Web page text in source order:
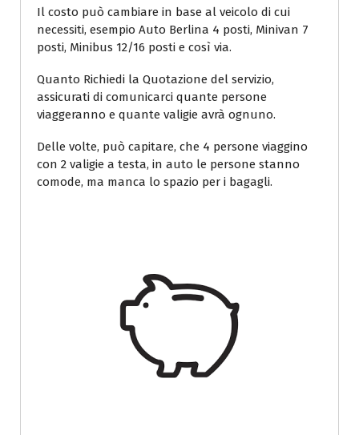
Il costo può cambiare in base al veicolo di cui
necessiti, esempio Auto Berlina 4 posti, Minivan 7
posti, Minibus 12/16 posti e così via.
Quanto Richiedi la Quotazione del servizio,
assicurati di comunicarci quante persone
viaggeranno e quante valigie avrà ognuno.
Delle volte, può capitare, che 4 persone viaggino
con 2 valigie a testa, in auto le persone stanno
comode, ma manca lo spazio per i bagagli.